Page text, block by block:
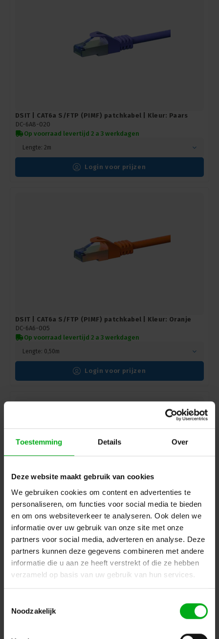
Toestemming Details Over
Deze website maakt gebruik van cookies
We gebruiken cookies om content en advertenties te
personaliseren, om functies voor social media te bieden
en om ons websiteverkeer te analyseren. Ook delen we
informatie over uw gebruik van onze site met onze
partners voor social media, adverteren en analyse. Deze
partners kunnen deze gegevens combineren met andere
informatie die u aan ze heeft verstrekt of die ze hebben
verzameld op basis van uw gebruik van hun services.
Noodzakelijk
DSIT | CAT6a S/FTP (PIMF) patchkabel | Kleur: Paars
DC-6A8-020
Op voorraad levertijd 2 a 3 werkdagen
Lengte: 2m
Login voor prijzen
DSIT | CAT6a S/FTP (PIMF) patchkabel | Kleur: Oranje
DC-6A6-005
Op voorraad levertijd 2 a 3 werkdagen
Lengte: 0,50m
Login voor prijzen
DSIT | UTP CAT6a patchkabel | Kleur: Rood | 100% koper
DC-U6A5-200
Op voorraad levertijd 2 a 3 werkdagen
Lengte: 20m
Login voor prijzen